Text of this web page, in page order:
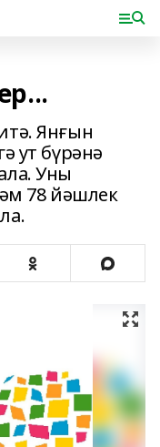
Янғын
ут бүрәнә
Уны
78 йәшлек